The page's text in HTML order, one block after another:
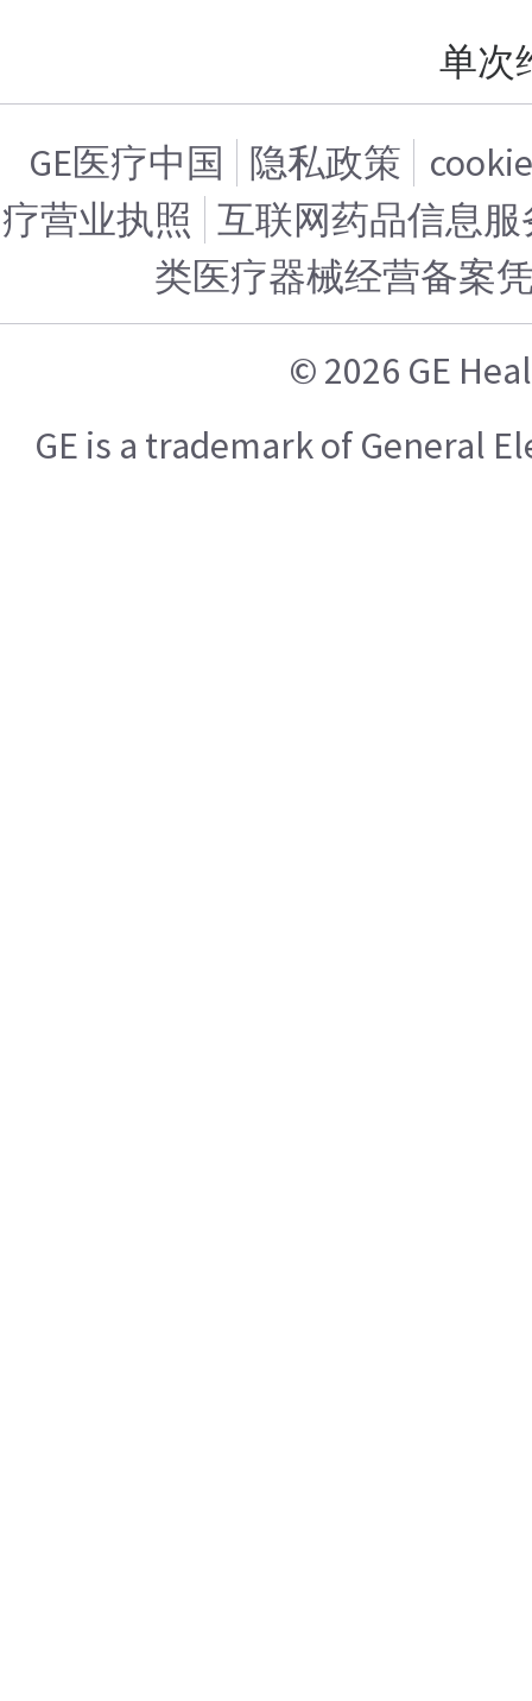
单次
GE医疗中国 隐私政策
疗营业执照 互联网药品信息服
类医疗器械经营备案
© 2026 GE
GE is a trademark of General